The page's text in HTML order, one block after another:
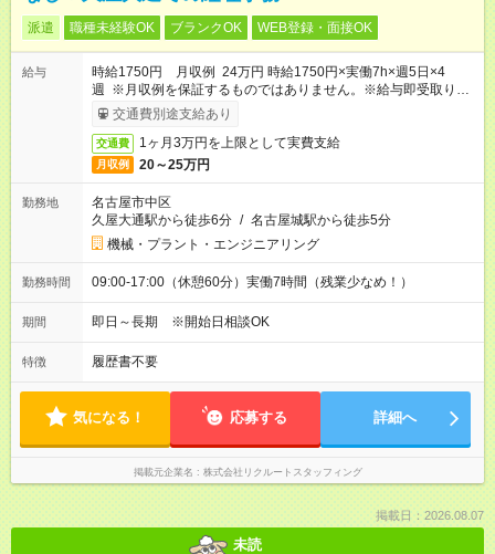
派遣 職種未経験OK ブランクOK WEB登録・面接OK
給与
時給1750円 月収例 24万円 時給1750円×実働7h×週5日×4
週 ※月収例を保証するものではありません。※給与即受取りサ
ービス利用可（利用条件有）
交通費別途支給あり
交通費 1ヶ月3万円を上限として実費支給
月収例 20～25万円
勤務地
名古屋市中区
久屋大通駅から徒歩6分 / 名古屋城駅から徒歩5分
機械・プラント・エンジニアリング
勤務時間 09:00-17:00（休憩60分）実働7時間（残業少なめ！）
期間 即日～長期 ※開始日相談OK
特徴 履歴書不要
気になる！ 応募する 詳細へ
掲載元企業名 株式会社リクルートスタッフィング
掲載日：2026.08.07
未読